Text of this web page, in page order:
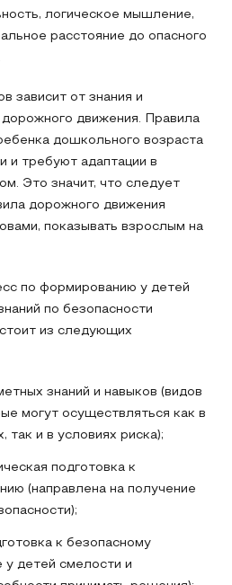
логическое мышление,
расстояние до опасного
зависит от знания и
движения. Правила
дошкольного возраста
и требуют адаптации в
Это значит, что следует
дорожного движения
показывать взрослым на
по формированию у детей
по безопасности
из следующих
знаний и навыков (видов
могут осуществляться как в
так и в условиях риска);
подготовка к
(направлена на получение
к безопасному
у детей смелости и